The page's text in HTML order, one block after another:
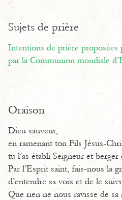
Sujets de prière
Intentions de prière
par la Communion mondiale
Oraison
Dieu sauveur,
en ramenant ton Fils Jésus-
tu l’as établi Seigneur et
Par l’Esprit saint, fais‐nous la
d’entendre sa voix et de le
Que rien ne nous ravisse de sa